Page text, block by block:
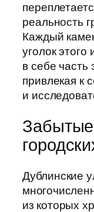
реальность
Каждый
уголок этого
в себе часть
привлекая к
и
Дублинские
из которых